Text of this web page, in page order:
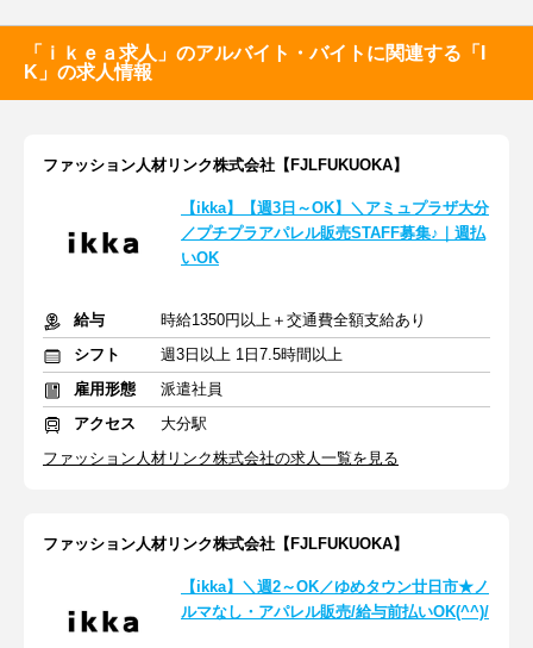
「ｉｋｅａ求人」のアルバイト・バイトに関連する「I
K」の求人情報
ファッション人材リンク株式会社【FJLFUKUOKA】
【ikka】【週3日～OK】＼アミュプラザ大分
／プチプラアパレル販売STAFF募集♪｜週払
いOK
給与
時給1350円以上＋交通費全額支給あり
シフト
週3日以上 1日7.5時間以上
雇用形態
派遣社員
アクセス
大分駅
ファッション人材リンク株式会社の求人一覧を見る
ファッション人材リンク株式会社【FJLFUKUOKA】
【ikka】＼週2～OK／ゆめタウン廿日市★ノ
ルマなし・アパレル販売/給与前払いOK(^^)/